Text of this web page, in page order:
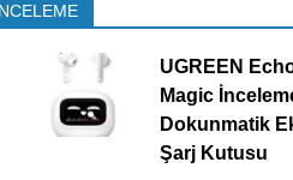
UGREEN
Magic
Dokunmatik
Şarj Kutusu